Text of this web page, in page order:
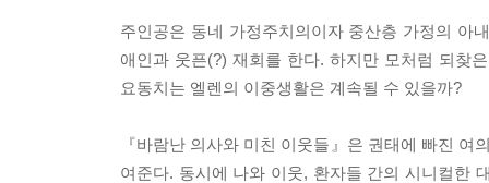
주인공은 동네 가정주치의이자 중산층 가정의 아
애인과 웃픈(?) 재회를 한다. 하지만 모처럼 되찾
요동치는 엘렌의 이중생활은 계속될 수 있을까?
『바람난 의사와 미친 이웃들』은 권태에 빠진
여준다. 동시에 나와 이웃, 환자들 간의 시니컬한